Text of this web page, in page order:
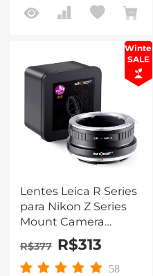
Winter
SALE
Lentes Leica R Series
para Nikon Z Series
Mount Camera
Adaptador de lente
de alta precisão, L/R-
NIK Z
R$377 R$313
58